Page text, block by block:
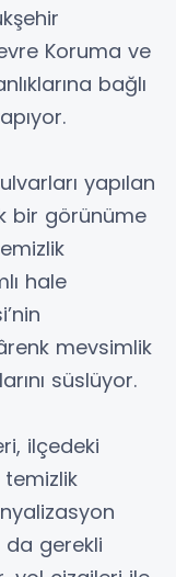
Koruma ve
bağlı
yapılan
bir görünüme
hale
mevsimlik
süslüyor.
ilçedeki
da gerekli